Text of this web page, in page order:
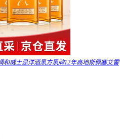
和威士忌洋酒黑方黑牌12年高地斯佩塞艾雷